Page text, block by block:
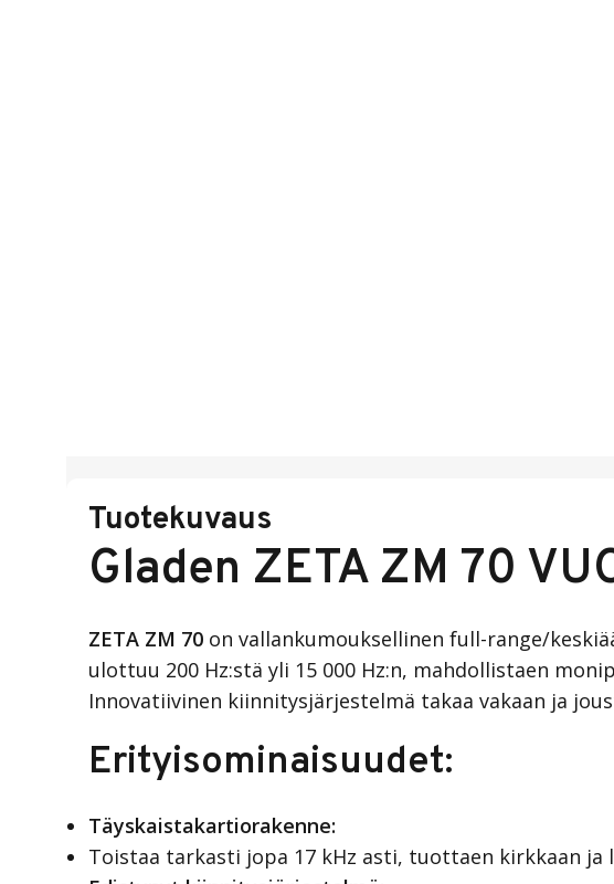
Tuotekuvaus
Gladen ZETA ZM 70
ZETA ZM 70 on vallankumouksellinen full-range/
ulottuu 200 Hz:stä yli 15 000 Hz:n, mahdollistaen
Innovatiivinen kiinnitysjärjestelmä takaa vakaan ja
Erityisominaisuudet:
Täyskaistakartiorakenne:
Toistaa tarkasti jopa 17 kHz asti, tuottaen kirkkaan ja